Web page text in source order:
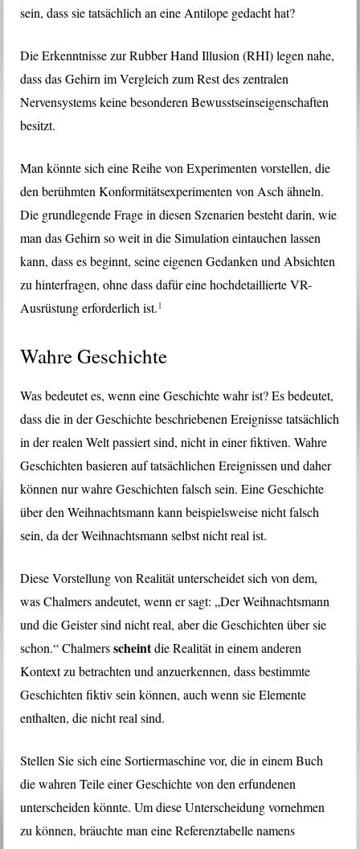
sein, dass sie tatsächlich an eine Antilope gedacht hat?
Die Erkenntnisse zur Rubber Hand Illusion (RHI) legen nahe,
dass das Gehirn im Vergleich zum Rest des zentralen
Nervensystems keine besonderen Bewusstseinseigenschaften
besitzt.
Man könnte sich eine Reihe von Experimenten vorstellen, die
den berühmten Konformitätsexperimenten von Asch ähneln.
Die grundlegende Frage in diesen Szenarien besteht darin, wie
man das Gehirn so weit in die Simulation eintauchen lassen
kann, dass es beginnt, seine eigenen Gedanken und Absichten
zu hinterfragen, ohne dass dafür eine hochdetaillierte VR-
Ausrüstung erforderlich ist.1
Wahre Geschichte
Was bedeutet es, wenn eine Geschichte wahr ist? Es bedeutet,
dass die in der Geschichte beschriebenen Ereignisse tatsächlich
in der realen Welt passiert sind, nicht in einer fiktiven. Wahre
Geschichten basieren auf tatsächlichen Ereignissen und daher
können nur wahre Geschichten falsch sein. Eine Geschichte
über den Weihnachtsmann kann beispielsweise nicht falsch
sein, da der Weihnachtsmann selbst nicht real ist.
Diese Vorstellung von Realität unterscheidet sich von dem,
was Chalmers andeutet, wenn er sagt: „Der Weihnachtsmann
und die Geister sind nicht real, aber die Geschichten über sie
schon.“ Chalmersscheintdie Realität in einem anderen
Kontext zu betrachten und anzuerkennen, dass bestimmte
Geschichten fiktiv sein können, auch wenn sie Elemente
enthalten, die nicht real sind.
Stellen Sie sich eine Sortiermaschine vor, die in einem Buch
die wahren Teile einer Geschichte von den erfundenen
unterscheiden könnte. Um diese Unterscheidung vornehmen
zu können, bräuchte man eine Referenztabelle namens